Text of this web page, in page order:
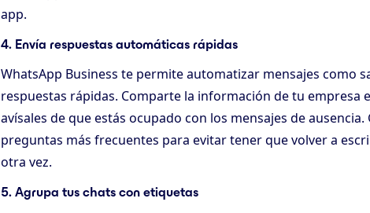
app.
4. Envía respuestas automáticas rápidas
WhatsApp Business te permite automatizar mensajes como
respuestas rápidas. Comparte la información de tu empresa
avísales de que estás ocupado con los mensajes de
preguntas más frecuentes para evitar tener que volver a
otra vez.
5. Agrupa tus chats con etiquetas